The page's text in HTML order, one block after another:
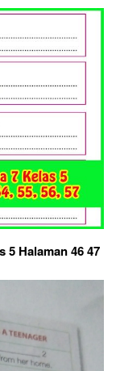
5 Halaman 46 47